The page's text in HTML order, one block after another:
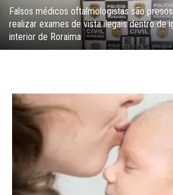
Falsos médicos oftalmologistas são
realizar exames de vista ilegais dentro de
interior de Roraima